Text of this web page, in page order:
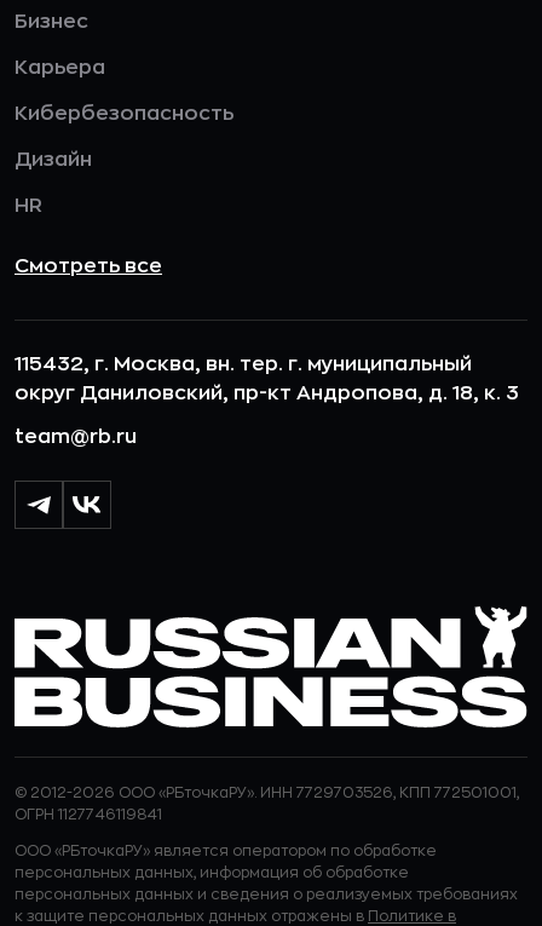
Бизнес
Карьера
Кибербезопасность
Дизайн
HR
Смотреть все
115432, г. Москва, вн. тер. г. муниципальный
округ Даниловский, пр-кт Андропова, д. 18, к. 3
team@rb.ru
© 2012-2026 ООО «РБточкаРУ». ИНН 7729703526, КПП 772501001,
ОГРН 1127746119841
ООО «РБточкаРУ» является оператором по обработке
персональных данных, информация об обработке
персональных данных и сведения о реализуемых требованиях
к защите персональных данных отражены в Политике в